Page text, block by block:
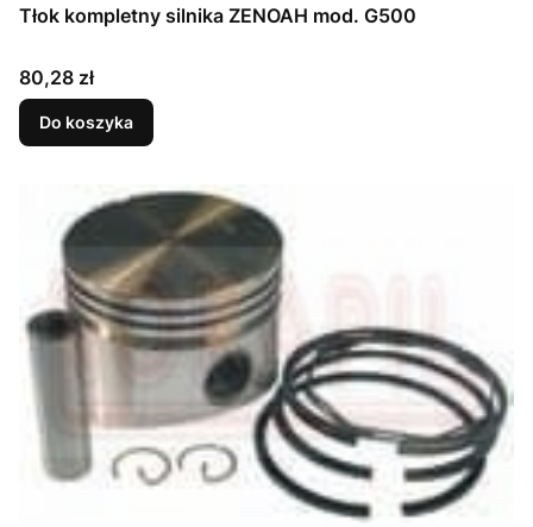
Tłok kompletny silnika ZENOAH mod. G500
Cena
80,28 zł
Do koszyka